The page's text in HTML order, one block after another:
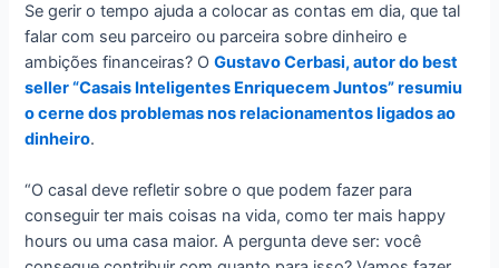
Se gerir o tempo ajuda a colocar as contas em dia, que tal
falar com seu parceiro ou parceira sobre dinheiro e
ambições financeiras? OGustavo Cerbasi, autor do best
seller “Casais Inteligentes Enriquecem Juntos” resumiu
o cerne dos problemas nos relacionamentos ligados ao
dinheiro.
“O casal deve refletir sobre o que podem fazer para
conseguir ter mais coisas na vida, como ter mais happy
hours ou uma casa maior. A pergunta deve ser: você